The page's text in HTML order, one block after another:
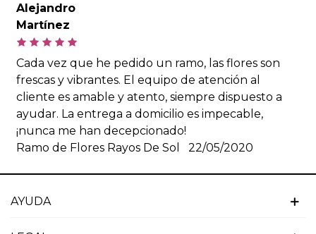
Alejandro
Martínez
Cada vez que he pedido un ramo, las flores son
frescas y vibrantes. El equipo de atención al
cliente es amable y atento, siempre dispuesto a
ayudar. La entrega a domicilio es impecable,
¡nunca me han decepcionado!
Ramo de Flores Rayos De Sol
22/05/2020
AYUDA